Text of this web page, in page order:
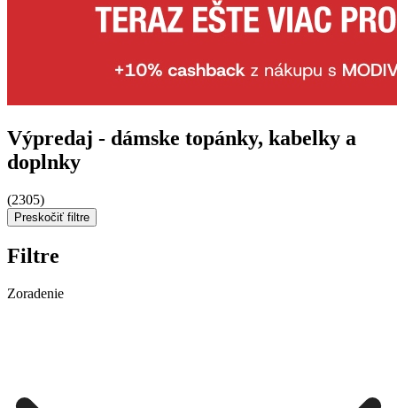
Výpredaj - dámske topánky, kabelky a
doplnky
(2305)
Preskočiť filtre
Filtre
Zoradenie